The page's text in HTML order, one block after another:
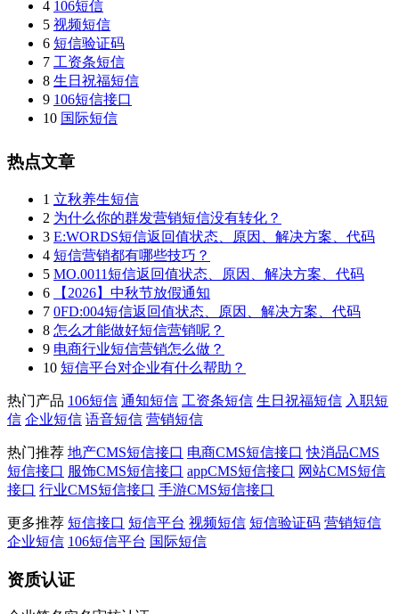
4 106短信
5 视频短信
6 短信验证码
7 工资条短信
8 生日祝福短信
9 106短信接口
10 国际短信
热点文章
1 立秋养生短信
2 为什么你的群发营销短信没有转化？
3 E:WORDS短信返回值状态、原因、解决方案、代码
4 短信营销都有哪些技巧？
5 MO.0011短信返回值状态、原因、解决方案、代码
6
【2026】中秋节放假通知
7 0FD:004短信返回值状态、原因、解决方案、代码
8 怎么才能做好短信营销呢？
9 电商行业短信营销怎么做？
10 短信平台对企业有什么帮助？
热门产品 106短信 通知短信 工资条短信 生日祝福短信 入职短
信 企业短信 语音短信 营销短信
热门推荐 地产CMS短信接口 电商CMS短信接口 快消品CMS
短信接口 服饰CMS短信接口 appCMS短信接口 网站CMS短信
接口 行业CMS短信接口 手游CMS短信接口
更多推荐 短信接口 短信平台 视频短信 短信验证码 营销短信
企业短信 106短信平台 国际短信
资质认证